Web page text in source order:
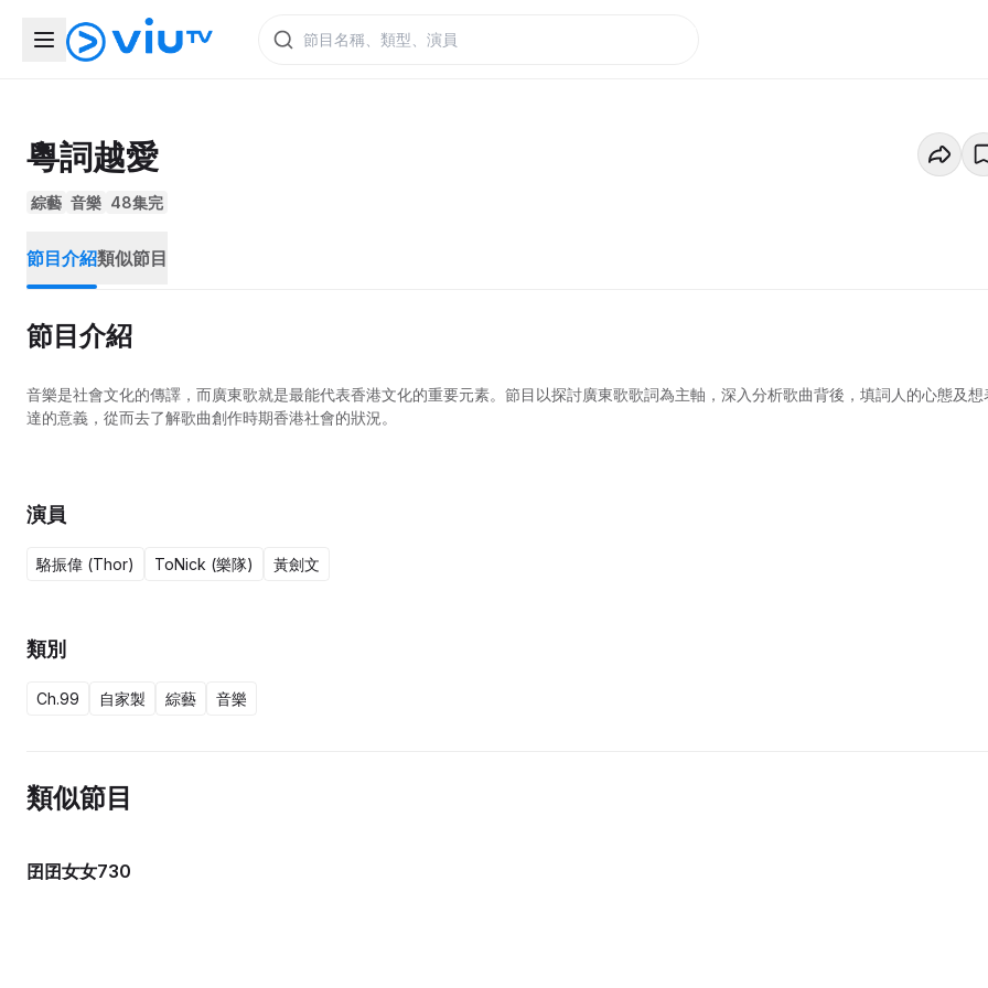
粵詞越愛
綜藝 音樂 48集完
節目介紹類似節目
節目介紹
音樂是社會文化的傳譯，而廣東歌就是最能代表香港文化的重要元素。節目以探討廣東歌歌詞為主軸，深入分析歌曲背後，填詞人的心態及想
達的意義，從而去了解歌曲創作時期香港社會的狀況。
演員
駱振偉 (Thor) ToNick (樂隊) 黃劍文
類別
Ch.99 自家製 綜藝 音樂
類似節目
囝囝女女730